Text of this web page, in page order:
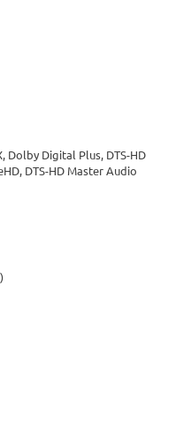
Dolby Digital Plus, DTS-HD
DTS-HD Master Audio